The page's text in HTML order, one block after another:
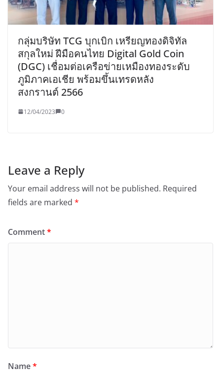
กลุ่มบริษัท TCG บุกเบิก เหรียญทองดิจิทัล
สกุลใหม่ ฝีมือคนไทย Digital Gold Coin
(DGC) เชื่อมต่อเครือข่ายเหมืองทองระดับ
ภูมิภาคเอเชีย พร้อมขึ้นเทรดหลัง
สงกรานต์ 2566
12/04/2023 0
Leave a Reply
Your email address will not be published. Required
fields are marked *
Comment*
Name*